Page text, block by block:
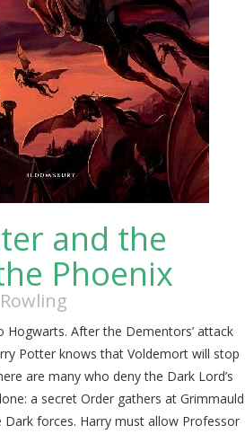
and the
Phoenix
Hogwarts. After the Dementors’ attack
Potter knows that Voldemort will stop
are many who deny the Dark Lord’s
a secret Order gathers at Grimmauld
forces. Harry must allow Professor